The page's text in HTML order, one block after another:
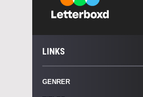
LINKS
GENRER